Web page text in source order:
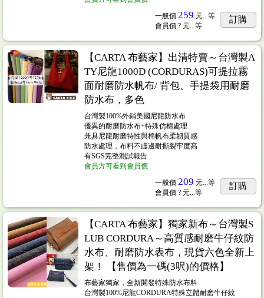
一般價 259 元...等
會員價 ? 元...等
訂購
【CARTA 布藝家】出清特賣～台灣製A
TY尼龍1000D (CORDURAS)可提拉霧
面耐磨防水帆布/ 背包、手提袋用耐磨
防水布，多色
台灣製100%外銷美國尼龍防水布
優異的耐磨防水布+特殊仿棉處理
兼具尼龍耐磨特性與棉帆布柔韌質感
防水處理，布料不虛邊耐撕裂牢度高
有SGS完整測試報告
會員方可看到會員價
一般價 209 元...等
會員價 ? 元...等
訂購
【CARTA 布藝家】獨家新布～台灣製S
LUB CORDURA～高質感耐磨牛仔紋防
水布、耐磨防水表布，現貨六色全新上
架！ 【售價為一碼(3呎)的價格】
布藝家獨家，全新開發特殊防水布料
台灣製100%尼龍CORDURA特殊立體耐磨牛仔紋